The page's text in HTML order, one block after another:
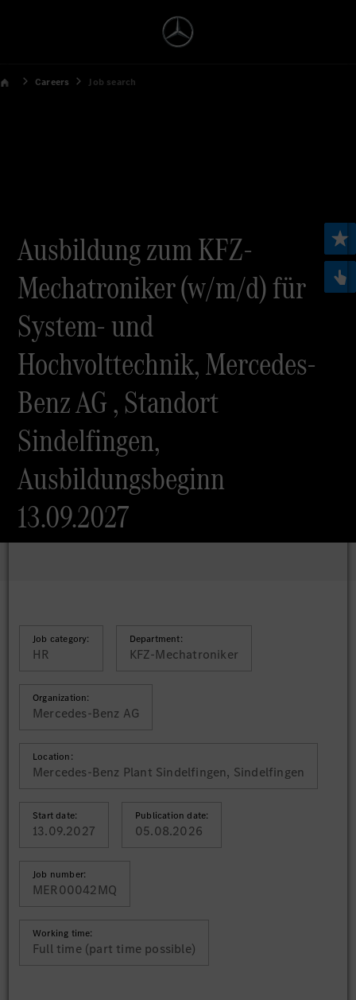
Careers Job search
Ausbildung zum KFZ-
Mechatroniker (w/m/d) für
System- und
Hochvolttechnik, Mercedes-
Benz AG , Standort
Sindelfingen,
Ausbildungsbeginn
13.09.2027
Job category:
HR
Department:
KFZ-Mechatroniker
Organization:
Mercedes-Benz AG
Location:
Mercedes-Benz Plant Sindelfingen, Sindelfingen
Start date:
13.09.2027
Publication date:
05.08.2026
Job number:
MER00042MQ
Working time:
Full time (part time possible)